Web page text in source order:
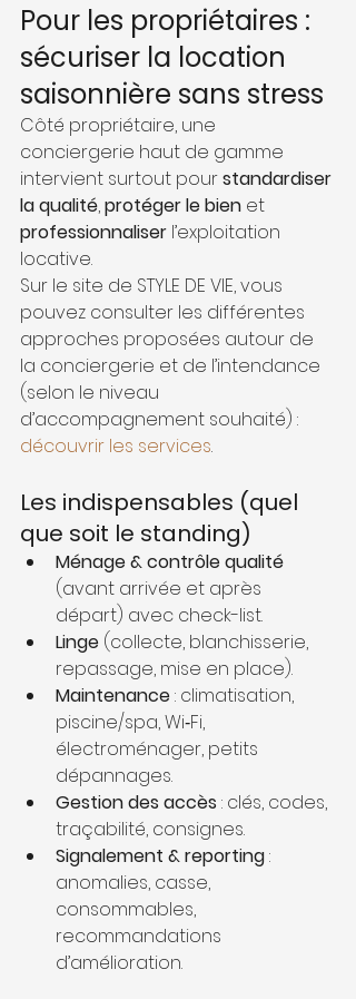
Pour les propriétaires :
sécuriser la location
saisonnière sans stress
Côté propriétaire, une
conciergerie haut de gamme
intervient surtout pour standardiser
la qualité, protéger le bien et
professionnaliser l’exploitation
locative.
Sur le site de STYLE DE VIE, vous
pouvez consulter les différentes
approches proposées autour de
la conciergerie et de l’intendance
(selon le niveau
d’accompagnement souhaité) :
découvrir les services.
Les indispensables (quel
que soit le standing)
Ménage & contrôle qualité
(avant arrivée et après
départ) avec check-list.
Linge (collecte, blanchisserie,
repassage, mise en place).
Maintenance : climatisation,
piscine/spa, Wi‑Fi,
électroménager, petits
dépannages.
Gestion des accès : clés, codes,
traçabilité, consignes.
Signalement & reporting :
anomalies, casse,
consommables,
recommandations
d’amélioration.